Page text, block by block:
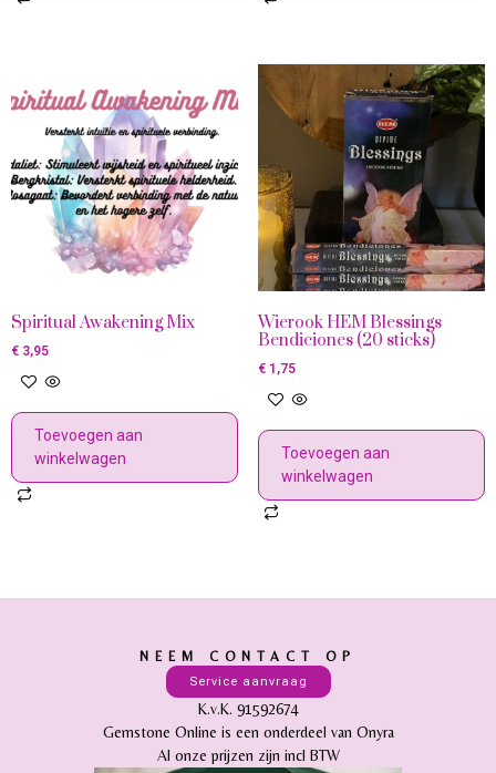
Spiritual Awakening Mix
€ 3,95
Toevoegen aan
winkelwagen
Wierook HEM Blessings
Bendiciones (20 sticks)
€1,75
Toevoegen aan
winkelwagen
NEEM CONTACT OP
Service aanvraag
K.v.K. 91592674
Gemstone Online is een onderdeel van Onyra
Al onze prijzen zijn incl BTW